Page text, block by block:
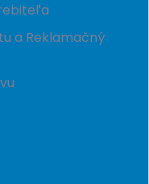
a Reklamačný